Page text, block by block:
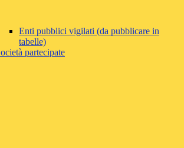
Enti pubblici vigilati (da pubblicare in
tabelle)
partecipate